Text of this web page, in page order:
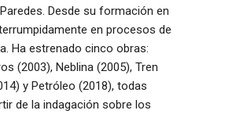
Desde su formación en
en procesos de
Ha estrenado cinco obras:
(2003), Neblina (2005), Tren
y Petróleo (2018), todas
de la indagación sobre los